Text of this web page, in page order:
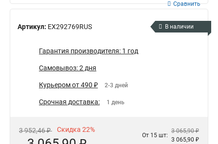
Артикул: EX292769RUS
Сравнить
В наличии
Гарантия производителя: 1 год
Самовывоз: 2 дня
Курьером от 490 ₽ 2-3 дней
Срочная доставка: 1 день
3 952,46 ₽ Скидка 22%
От 15 шт:
3 065,90 ₽
3 065,90 ₽